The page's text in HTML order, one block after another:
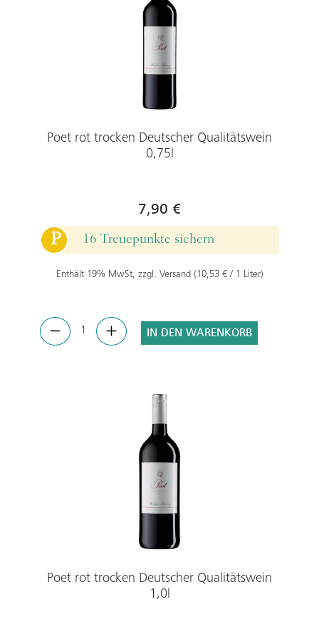
Poet rot trocken Deutscher Qualitätswein
0,75l
7,90 €
P
16 Treuepunkte sichern
Enthält 19% MwSt, zzgl. Versand (10,53 € / 1 Liter)
IN DEN WARENKORB
Poet rot trocken Deutscher Qualitätswein
1,0l